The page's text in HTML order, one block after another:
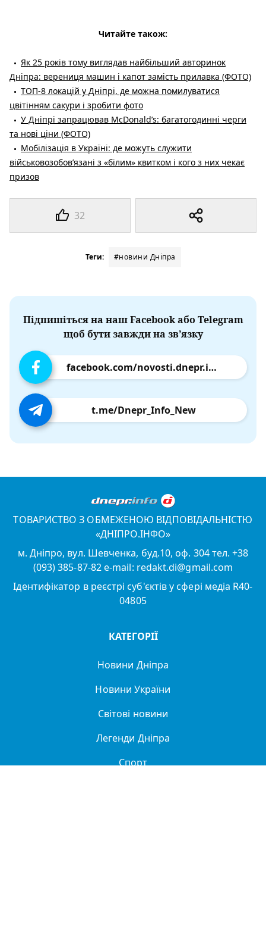
32
Читайте також:
Як 25 років тому виглядав найбільший авторинок
Дніпра: верениця машин і капот замість прилавка (ФОТО)
ТОП-8 локацій у Дніпрі, де можна помилуватися
цвітінням сакури і зробити фото
У Дніпрі запрацював McDonald’s: багатогодинні черги
та нові ціни (ФОТО)
Мобілізація в Україні: де можуть служити
військовозобов’язані з «білим» квитком і кого з них чекає
призов
Теги: #новини Дніпра
Підпишіться на наш Facebook або Telegram
щоб бути завжди на зв’язку
facebook.com/novosti.dnepr.info
t.me/Dnepr_Info_New
ТОВАРИСТВО З ОБМЕЖЕНОЮ ВІДПОВІДАЛЬНІСТЮ
«ДНІПРО.ІНФО»
м. Дніпро, вул. Шевченка, буд.10, оф. 304 тел. +38
(093) 385-87-82 e-mail: redakt.di@gmail.com
Ідентифікатор в реєстрі суб'єктів у сфері медіа R40-
04805
КАТЕГОРІЇ
Новини Дніпра
Новини України
Світові новини
Легенди Дніпра
Спорт